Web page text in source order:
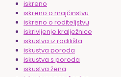
iskreno
iskreno o majčinstvu
iskreno o roditeljstvu
iskrivljenje kralježnice
iskustva iz rodilišta
iskustva poroda
iskustva s poroda
iskustva žena